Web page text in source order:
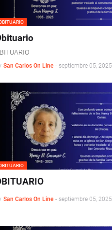
San Carlos On Line - septiembre 05, 2025
San Carlos On Line - septiembre 05, 2025